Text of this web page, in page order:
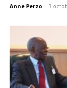
Anne Perzo - 3